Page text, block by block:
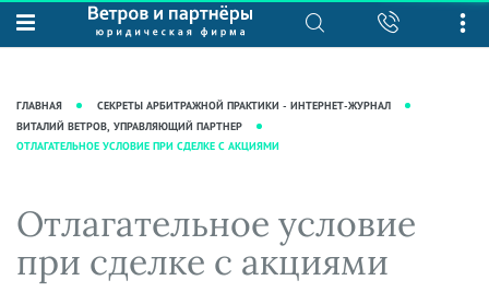
О нас
Рекомендации
фирмы
Кейсы
Юридические услуги
Интеллектуальная собственность
Сопровождение бизнеса
Ведение уголовных дел
База знаний
Журнал "Секреты арбитражной
практики"
Статьи
Аудиоподкасты
Видеоподкасты
ГЛАВНАЯ
СЕКРЕТЫ АРБИТРАЖНОЙ ПРАКТИКИ - ИНТЕРНЕТ-ЖУРНАЛ
ВИТАЛИЙ ВЕТРОВ, УПРАВЛЯЮЩИЙ ПАРТНЕР
ОТЛАГАТЕЛЬНОЕ УСЛОВИЕ ПРИ СДЕЛКЕ С АКЦИЯМИ
Отлагательное условие
при сделке с акциями